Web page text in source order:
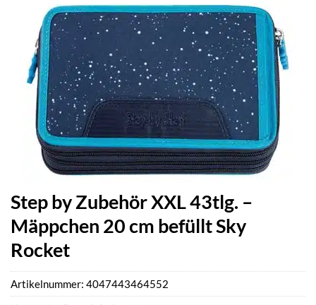
Step by Zubehör XXL 43tlg. –
Mäppchen 20 cm befüllt Sky
Rocket
Artikelnummer: 4047443464552